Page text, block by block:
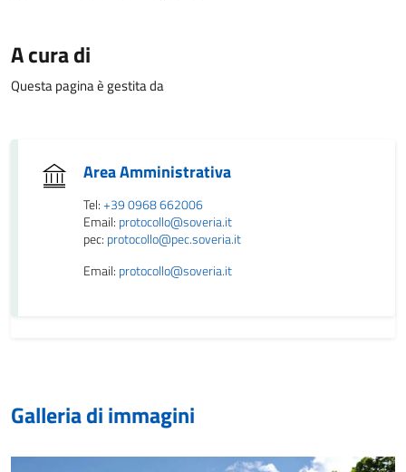
A cura di
Questa pagina è gestita da
Area Amministrativa
Tel:+39 0968 662006
Email: protocollo@soveria.it
pec: protocollo@pec.soveria.it
Email: protocollo@soveria.it
Galleria di immagini